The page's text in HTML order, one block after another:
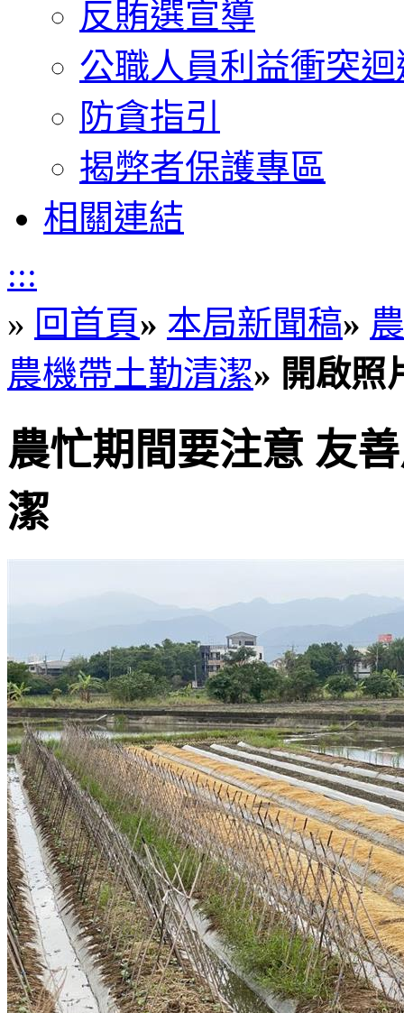
反賄選宣導
公職人員利益衝突
防貪指引
揭弊者保護專區
相關連結
:::
» 回首頁» 本局新聞稿»
農機帶土勤清潔» 開啟照
農忙期間要注意 友
潔